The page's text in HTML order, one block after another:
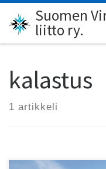
Skip to content
Suomen
liitto ry.
kalastus
1 artikkeli